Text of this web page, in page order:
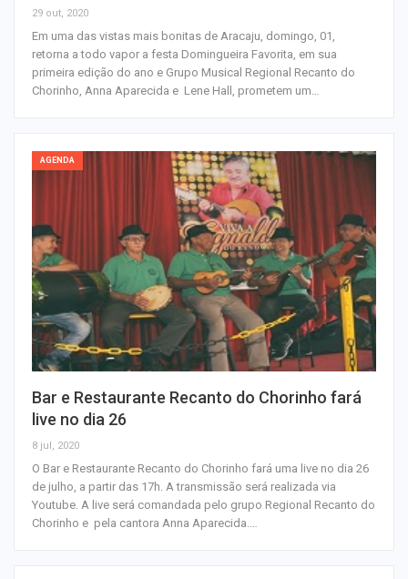
29 out, 2020
Em uma das vistas mais bonitas de Aracaju, domingo, 01,
retorna a todo vapor a festa Domingueira Favorita, em sua
primeira edição do ano e Grupo Musical Regional Recanto do
Chorinho, Anna Aparecida e Lene Hall, prometem um…
AGENDA
Bar e Restaurante Recanto do Chorinho fará
live no dia 26
8 jul, 2020
O Bar e Restaurante Recanto do Chorinho fará uma live no dia 26
de julho, a partir das 17h. A transmissão será realizada via
Youtube. A live será comandada pelo grupo Regional Recanto do
Chorinho e pela cantora Anna Aparecida.…